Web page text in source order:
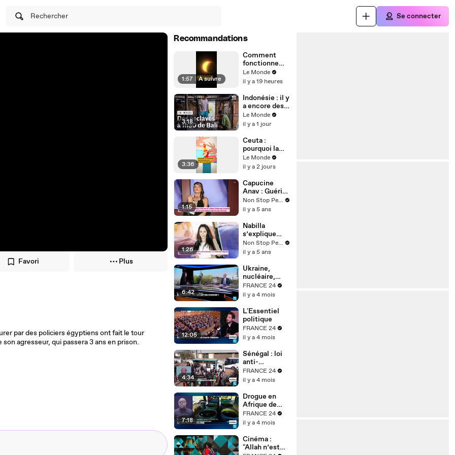
Rechercher Se connecter
Favori Plus
par des policiers égyptiens ont fait le tour
agresseur, qui passera 3 ans en prison.
Recommandations
1:57 À suivre
Comment
fonctionne
une éclipse
solaire ?
Le Monde
il y a 19 heures
3:18
Indonésie : il y
a encore des
esclaves sur
cette île à
Le Monde
il y a 1 jour
3:36
Ceuta :
pourquoi la
crise
migratoire
les relations
diplomatiques
entre le
Maroc et
l’Espagne ?
Le Monde
il y a 2 jours
1:15
Capucine
Anav : Guérie
du variant
Delta, elle
nouvelles
Non Stop People
il y a 5 ans
1:26
Nabilla
s’explique
après avoir
manqué de
Partout
Non Stop People
il y a 5 ans
6:42
Ukraine,
nucléaire,
réarmement :
où est passé
des
Écologistes ?
FRANCE 24
il y a 4 mois
12:05
L'Essentiel
politique
FRANCE 24
il y a 4 mois
4:34
Sénégal : loi
anti-
homosexualit
é durcie,
sur la justice ?
FRANCE 24
il y a 4 mois
7:18
Drogue en
Afrique de
l’Ouest :
pourquoi la
devenue un
hub mondial
FRANCE 24
il y a 4 mois
Cinéma :
"Allah n’est